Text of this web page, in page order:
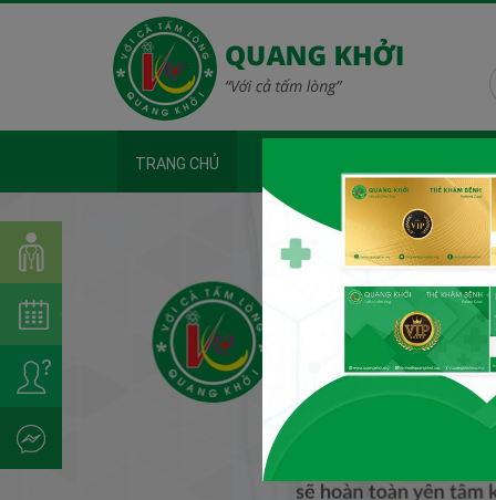
TRANG CHỦ